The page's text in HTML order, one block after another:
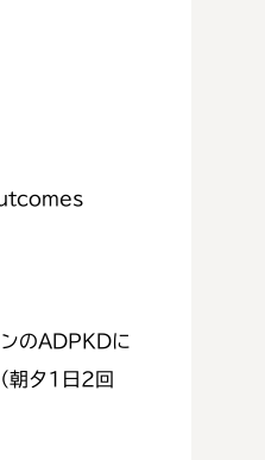
のADPKDに
朝夕1日2回